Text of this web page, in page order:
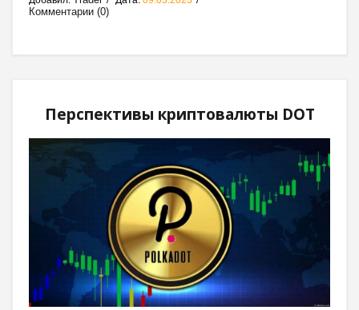
Комментарии (0)
Перспективы криптовалюты DOT